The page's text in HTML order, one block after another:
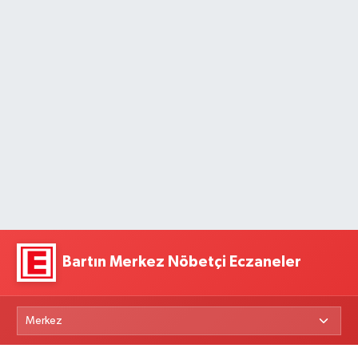
Bartın Merkez Nöbetçi Eczaneler